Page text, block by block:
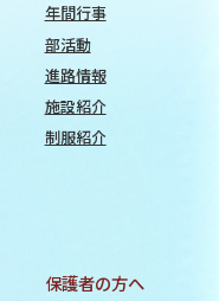
年間行事
部活動
進路情報
施設紹介
制服紹介
保護者の方へ